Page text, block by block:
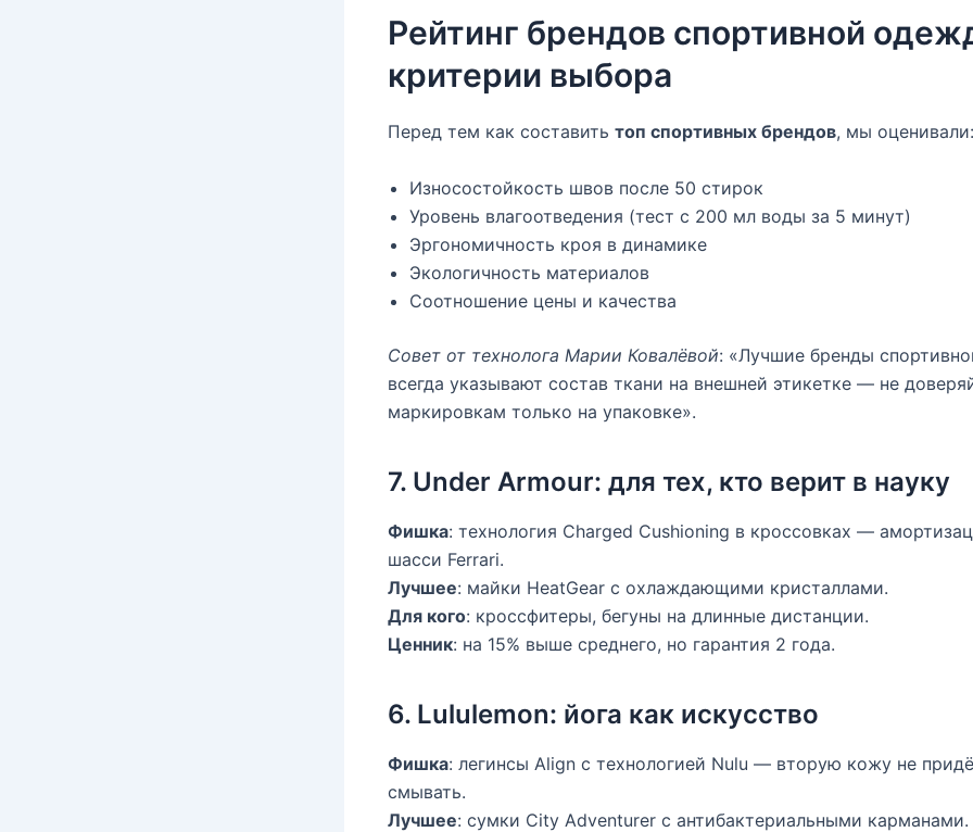
Рейтинг брендов спортивной
критерии выбора
Перед тем как составить топ спортивных брендов, мы оценивали:
Износостойкость швов после 50 стирок
Уровень влагоотведения (тест с 200 мл воды за 5 минут)
Эргономичность кроя в динамике
Экологичность материалов
Соотношение цены и качества
Совет от технолога Марии Ковалёвой: «Лучшие бренды
всегда указывают состав ткани на внешней этикетке — не
маркировкам только на упаковке».
7. Under Armour: для тех, кто верит в науку
Фишка: технология Charged Cushioning в кроссовках —
шасси Ferrari.
Лучшее: майки HeatGear с охлаждающими кристаллами.
Для кого: кроссфитеры, бегуны на длинные дистанции.
Ценник: на 15% выше среднего, но гарантия 2 года.
6. Lululemon: йога как искусство
Фишка: легинсы Align с технологией Nulu — вторую кожу не
смывать.
Лучшее: сумки City Adventurer с антибактериальными карманами.